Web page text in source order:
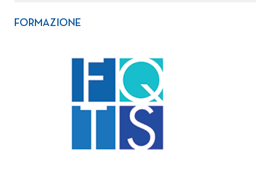
FORMAZIONE